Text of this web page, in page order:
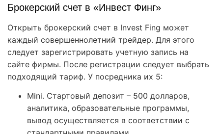
Брокерский счет в «Инвест Финг»
Открыть брокерский счет в Invest Fing может
каждый совершеннолетний трейдер. Для этого
следует зарегистрировать учетную запись на
сайте фирмы. После регистрации следует выбрать
подходящий тариф. У посредника их 5:
Mini. Стартовый депозит – 500 долларов,
аналитика, образовательные программы,
вывод осуществляется в соответствии с